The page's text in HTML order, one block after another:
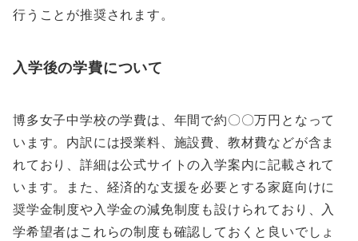
行うことが推奨されます。
入学後の学費について
博多女子中学校の学費は、年間で約〇〇万円となって
います。内訳には授業料、施設費、教材費などが含ま
れており、詳細は公式サイトの入学案内に記載されて
います。また、経済的な支援を必要とする家庭向けに
奨学金制度や入学金の減免制度も設けられており、入
学希望者はこれらの制度も確認しておくと良いでしょ